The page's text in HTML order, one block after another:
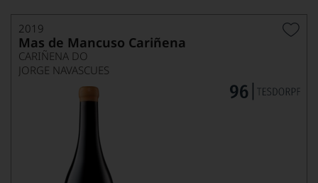
2019
Mas de Mancuso Cariñena
CARIÑENA DO
JORGE NAVASCUES